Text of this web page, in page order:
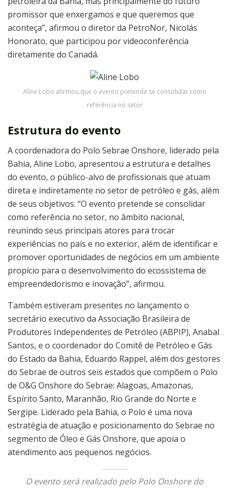
promissor que enxergamos e que queremos que
aconteça”, afirmou o diretor da PetroNor, Nicolás
Honorato, que participou por videoconferência
diretamente do Canadá.
Aline Lobo afirmou que o evento pretende se consolidar como
referência no setor
Estrutura do evento
A coordenadora do Polo Sebrae Onshore, liderado pela
Bahia, Aline Lobo, apresentou a estrutura e detalhes
do evento, o público-alvo de profissionais que atuam
direta e indiretamente no setor de petróleo e gás, além
de seus objetivos. “O evento pretende se consolidar
como referência no setor, no âmbito nacional,
reunindo seus principais atores para trocar
experiências no país e no exterior, além de identificar e
promover oportunidades de negócios em um ambiente
propício para o desenvolvimento do ecossistema de
empreendedorismo e inovação”, afirmou.
Também estiveram presentes no lançamento o
secretário executivo da Associação Brasileira de
Produtores Independentes de Petróleo (ABPIP), Anabal
Santos, e o coordenador do Comitê de Petróleo e Gás
do Estado da Bahia, Eduardo Rappel, além dos gestores
do Sebrae de outros seis estados que compõem o Polo
de O&G Onshore do Sebrae: Alagoas, Amazonas,
Espírito Santo, Maranhão, Rio Grande do Norte e
Sergipe. Liderado pela Bahia, o Polo é uma nova
estratégia de atuação e posicionamento do Sebrae no
segmento de Óleo e Gás Onshore, que apoia o
atendimento aos pequenos negócios.
O evento será realizado pelo Polo Onshore do